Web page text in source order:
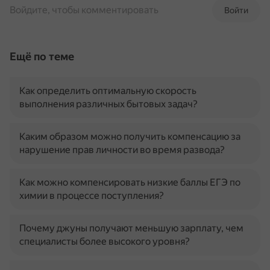
Войти
Войдите, чтобы комментировать
Ещё по теме
Как определить оптимальную скорость
выполнения различных бытовых задач?
Каким образом можно получить компенсацию за
нарушение прав личности во время развода?
Как можно компенсировать низкие баллы ЕГЭ по
химии в процессе поступления?
Почему джуны получают меньшую зарплату, чем
специалисты более высокого уровня?